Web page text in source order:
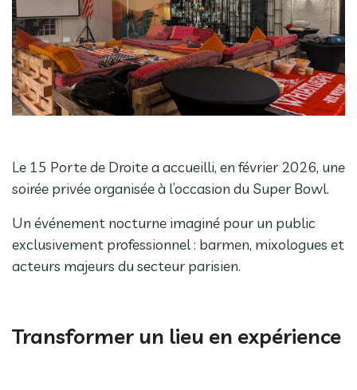
Le 15 Porte de Droite a accueilli, en février 2026, une
soirée privée organisée à l’occasion du Super Bowl.
Un événement nocturne imaginé pour un public
exclusivement professionnel : barmen, mixologues et
acteurs majeurs du secteur parisien.
Transformer un lieu en expérience